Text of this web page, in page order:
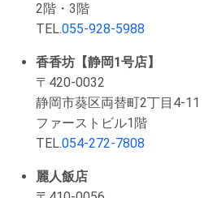
2階・3階
TEL.055-928-5988
香香坊【静岡1号店】
〒420-0032
静岡市葵区両替町2丁目4-11
ファーストビル1階
TEL.054-272-7808
麗人飯店